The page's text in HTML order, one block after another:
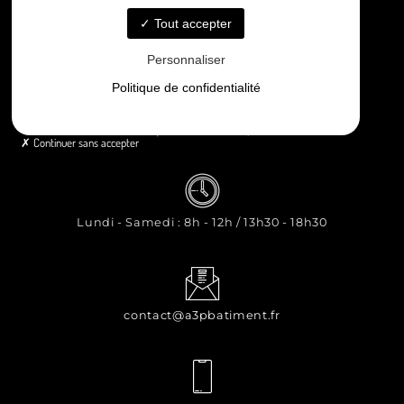
Contact
Lundi - Samedi : 8h - 12h / 13h30 - 18h30
contact@a3pbatiment.fr
Tout accepter
Personnaliser
Politique de confidentialité
Continuer sans accepter